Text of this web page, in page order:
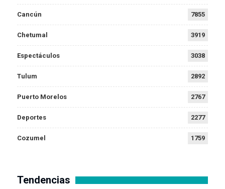
Cancún 7855
Chetumal 3919
Espectáculos 3038
Tulum 2892
Puerto Morelos 2767
Deportes 2277
Cozumel 1759
Tendencias